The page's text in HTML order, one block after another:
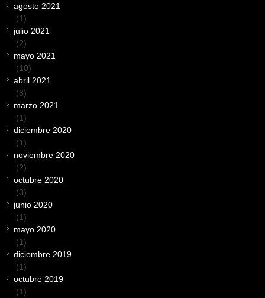
agosto 2021
(1)
julio 2021
(2)
mayo 2021
(10)
abril 2021
(8)
marzo 2021
(1)
diciembre 2020
(1)
noviembre 2020
(2)
octubre 2020
(3)
junio 2020
(1)
mayo 2020
(1)
diciembre 2019
(1)
octubre 2019
(1)